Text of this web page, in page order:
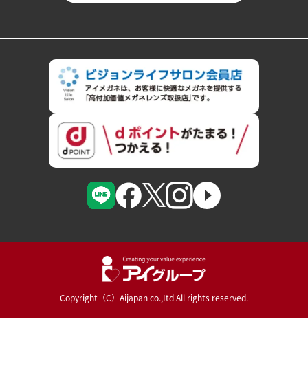
Copyright（C）Aijapan co.,Itd All rights reserved.